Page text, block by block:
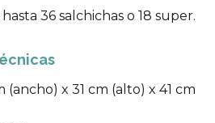
36 salchichas o 18 super.
(ancho) x 31 cm (alto) x 41 cm